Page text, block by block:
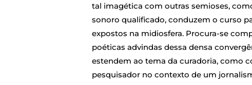
tal imagética com outras semioses,
sonoro qualificado, conduzem o curso
expostos na midiosfera. Procura-se
poéticas advindas dessa densa
estendem ao tema da curadoria, como
pesquisador no contexto de um